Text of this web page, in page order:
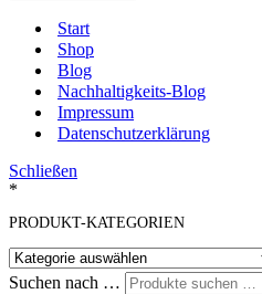
Start
Shop
Blog
Nachhaltigkeits-Blog
Impressum
Datenschutzerklärung
Schließen
*
PRODUKT-KATEGORIEN
Suchen nach …